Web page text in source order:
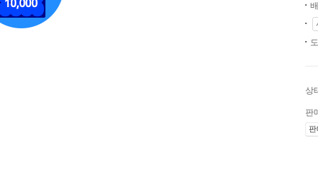
상
판
판